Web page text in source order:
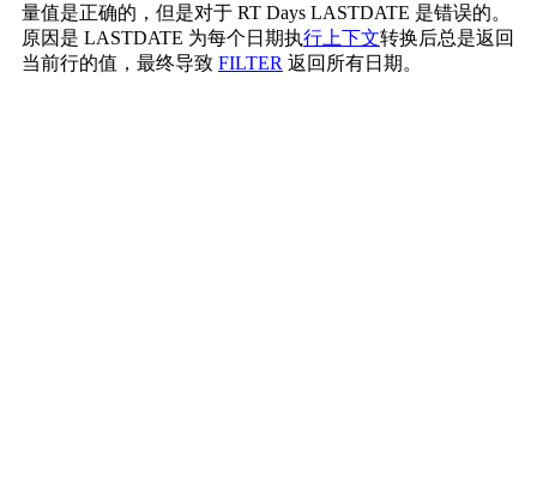
量值是正确的，但是对于 RT Days LASTDATE 是错误的。
原因是 LASTDATE 为每个日期执行上下文转换后总是返回
当前行的值，最终导致 FILTER 返回所有日期。